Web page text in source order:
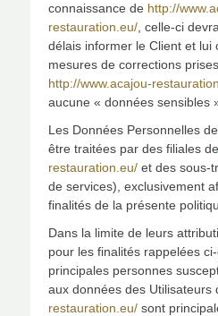
connaissance de http://
restauration.eu/ , celle-ci
délais informer le Client et lui
mesures de corrections
http://www.acajou-
aucune « données sensibles
Les Données Personnelles
être traitées par des filiales de
restauration.eu/ et des sous-
de services), exclusivement
finalités de la présente
Dans la limite de leurs
pour les finalités rappelées
principales personnes
aux données des Utilisateurs
restauration.eu/ sont